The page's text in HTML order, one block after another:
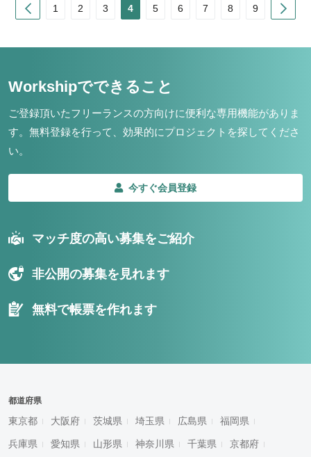
Prev1 2 3 4 5 6 7 8 9
Workshipでできること
ご登録頂いたフリーランスの方向けに便利な専用機能がありま
す。 無料登録を行って、効果的にプロジェクトを探してくださ
い。
今すぐ会員登録
マッチ度の高い募集をご紹介
非公開の募集を見れます
無料で帳票を作れます
都道府県
東京都 大阪府 茨城県 埼玉県 広島県 福岡県
兵庫県 愛知県 山形県 神奈川県 千葉県 京都府